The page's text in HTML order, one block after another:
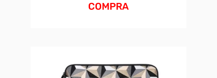
COMPRA